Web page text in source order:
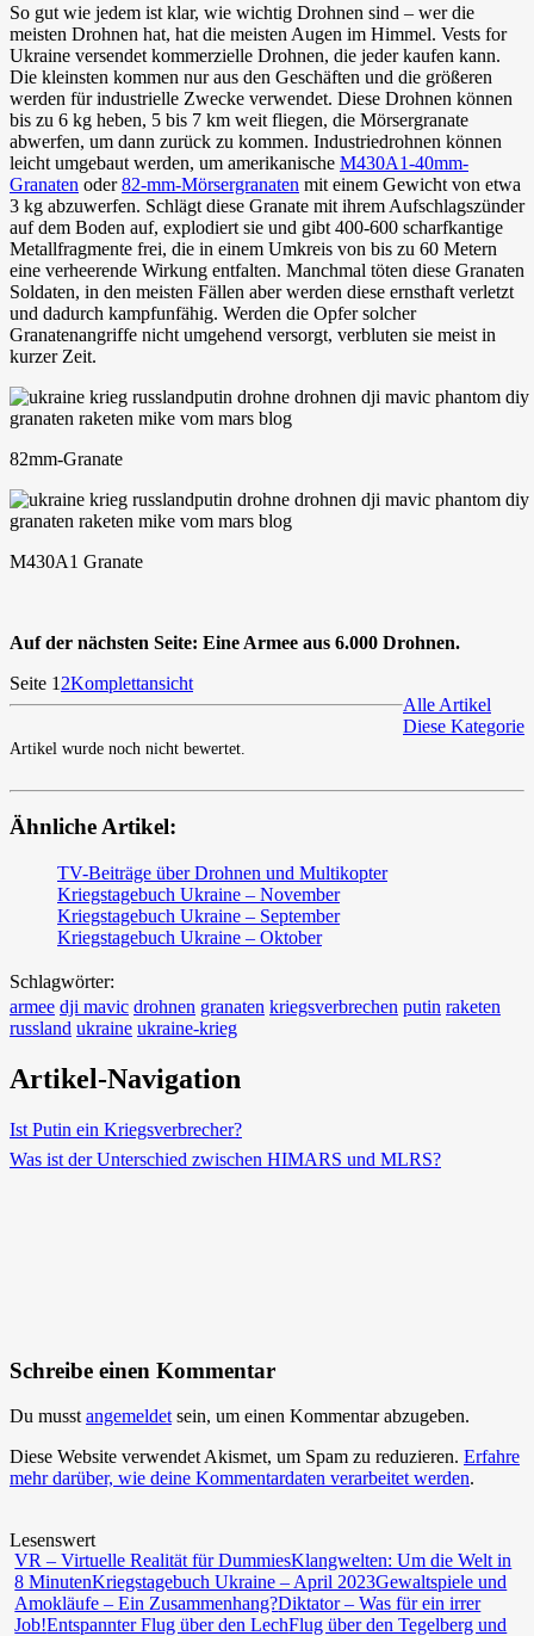
So gut wie jedem ist klar, wie wichtig Drohnen sind – wer die
meisten Drohnen hat, hat die meisten Augen im Himmel. Vests for
Ukraine versendet kommerzielle Drohnen, die jeder kaufen kann.
Die kleinsten kommen nur aus den Geschäften und die größeren
werden für industrielle Zwecke verwendet. Diese Drohnen können
bis zu 6 kg heben, 5 bis 7 km weit fliegen, die Mörsergranate
abwerfen, um dann zurück zu kommen. Industriedrohnen können
leicht umgebaut werden, um amerikanische M430A1-40mm-
Granaten oder82-mm-Mörsergranaten mit einem Gewicht von etwa
3 kg abzuwerfen. Schlägt diese Granate mit ihrem Aufschlagszünder
auf dem Boden auf, explodiert sie und gibt 400-600 scharfkantige
Metallfragmente frei, die in einem Umkreis von bis zu 60 Metern
eine verheerende Wirkung entfalten. Manchmal töten diese Granaten
Soldaten, in den meisten Fällen aber werden diese ernsthaft verletzt
und dadurch kampfunfähig. Werden die Opfer solcher
Granatenangriffe nicht umgehend versorgt, verbluten sie meist in
kurzer Zeit.
82mm-Granate
M430A1 Granate
Auf der nächsten Seite: Eine Armee aus 6.000 Drohnen.
Seite 1 2Komplettansicht
Alle Artikel
Diese Kategorie
Artikel wurde noch nicht bewertet.
Ähnliche Artikel:
TV-Beiträge über Drohnen und Multikopter
Kriegstagebuch Ukraine – November
Kriegstagebuch Ukraine – September
Kriegstagebuch Ukraine – Oktober
Schlagwörter:
armee dji mavic drohnen granaten kriegsverbrechen putin raketen
russland ukraine ukraine-krieg
Artikel-Navigation
Ist Putin ein Kriegsverbrecher?
Was ist der Unterschied zwischen HIMARS und MLRS?
Schreibe einen Kommentar
Du musst angemeldet sein, um einen Kommentar abzugeben.
Diese Website verwendet Akismet, um Spam zu reduzieren. Erfahre
mehr darüber, wie deine Kommentardaten verarbeitet werden.
Lesenswert
VR – Virtuelle Realität für DummiesKlangwelten: Um die Welt in
8 MinutenKriegstagebuch Ukraine – April 2023Gewaltspiele und
Amokläufe – Ein Zusammenhang?Diktator – Was für ein irrer
Job!Entspannter Flug über den LechFlug über den Tegelberg und